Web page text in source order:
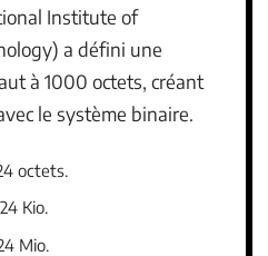
Institute of
a défini une
à 1000 octets, créant
le système binaire.
octets.
Kio.
Mio.